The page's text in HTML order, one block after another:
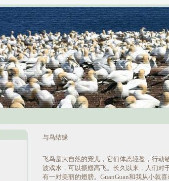
与鸟结缘
飞鸟是大自然的宠儿，它们体态轻盈，行动
波戏水，可以振翅高飞。长久以来，人们对
有一对美丽的翅膀。GuanGuan和我从小就